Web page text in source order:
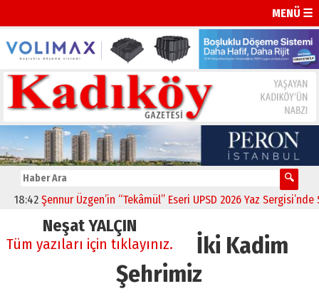
MENÜ ☰
Şennur Üzgen’in “Tekâmül” Eseri UPSD 2026 Yaz Sergisi’nde
Neşat YALÇIN
Tüm yazıları için tıklayınız.
İki Kadim
Şehrimiz